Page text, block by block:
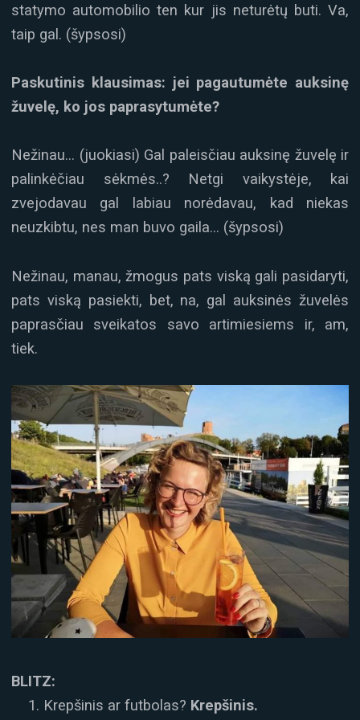
statymo automobilio ten kur jis neturėtų buti. Va,
taip gal. (šypsosi)
Paskutinis klausimas: jei pagautumėte auksinę
žuvelę, ko jos paprasytumėte?
Nežinau… (juokiasi) Gal paleisčiau auksinę žuvelę ir
palinkėčiau sėkmės..? Netgi vaikystėje, kai
zvejodavau gal labiau norėdavau, kad niekas
neuzkibtu, nes man buvo gaila… (šypsosi)
Nežinau, manau, žmogus pats viską gali pasidaryti,
pats viską pasiekti, bet, na, gal auksinės žuvelės
paprasčiau sveikatos savo artimiesiems ir, am,
tiek.
BLITZ:
Krepšinis ar futbolas? Krepšinis.